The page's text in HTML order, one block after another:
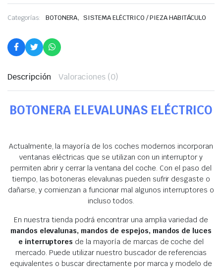
Categorías: BOTONERA, SISTEMA ELÉCTRICO / PIEZA HABITÁCULO
Descripción Valoraciones (0)
BOTONERA ELEVALUNAS ELÉCTRICO
Actualmente, la mayoría de los coches modernos incorporan
ventanas eléctricas que se utilizan con un interruptor y
permiten abrir y cerrar la ventana del coche. Con el paso del
tiempo, las botoneras elevalunas pueden sufrir desgaste o
dañarse, y comienzan a funcionar mal algunos interruptores o
incluso todos.
En nuestra tienda podrá encontrar una amplia variedad de
mandos elevalunas, mandos de espejos, mandos de luces
e interruptores de la mayoría de marcas de coche del
mercado. Puede utilizar nuestro buscador de referencias
equivalentes o buscar directamente por marca y modelo de